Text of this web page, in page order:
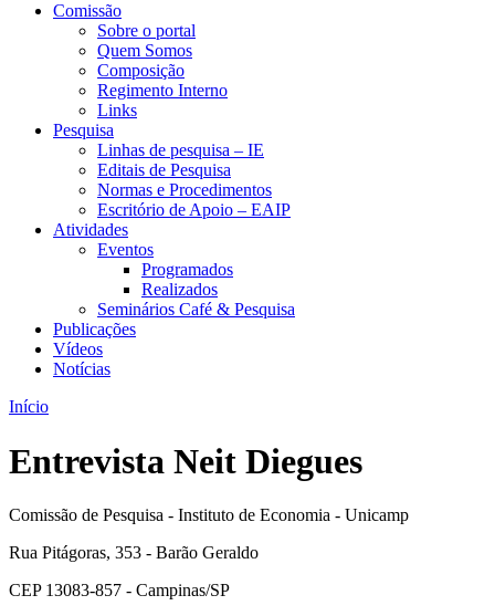
Comissão
Sobre o portal
Quem Somos
Composição
Regimento Interno
Links
Pesquisa
Linhas de pesquisa – IE
Editais de Pesquisa
Normas e Procedimentos
Escritório de Apoio – EAIP
Atividades
Eventos
Programados
Realizados
Seminários Café & Pesquisa
Publicações
Vídeos
Notícias
Início
Entrevista Neit Diegues
Comissão de Pesquisa - Instituto de Economia - Unicamp
Rua Pitágoras, 353 - Barão Geraldo
CEP 13083-857 - Campinas/SP